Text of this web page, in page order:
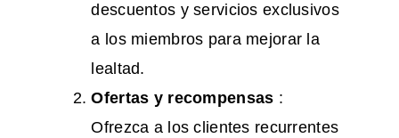
descuentos y servicios exclusivos
a los miembros para mejorar la
lealtad.
Ofertas y recompensas :
Ofrezca a los clientes recurrentes